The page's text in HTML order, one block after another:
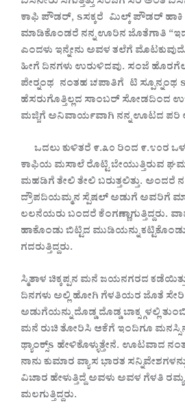
ಕಾಫಿ ಪೌಡರ್, sಸಕ್ಕರೆ ಮಿಲ್ಕ್ಪೌಡರ್ಹಾಕಿ
ಮಾಡಿಕೊಂಡರೆ ನನ್ನಊರಿನಜೊತೆಗಾತಿ
ಎಂದಳು ಇನ್ನೇನು ಅವಳತಲೆಗೆ
ಹೀಗೆ ದಿನಗಳು ಉರುಳಿದವು. ಸಂಜೆ
ಪೇರ‍್ನಂಥ ನಂತಹಚಪಾತಿಗೆ ಟಿ ಸ್ಪೂನ್ನಂಥ
ಹೆಸರುಗೊತ್ತಿಲ್ಲದ ಸಾಂಬರ್ಸೋಡದಿಂದ
ಮಜ್ಜಿಗೆ ಅನಿವಾರ್ಯವಾಗಿ ನನ್ನಊಟದ ಪರಿ
ಒದಲುಕುಳಿತರೆ ೯.೩೦ ರಿಂದ ೯.೪೦ರ
ಕಾಫಿಯ ಮಸಾಲೆರೊಟ್ಟಿಬೇಯುತ್ತಿರುವ
ಮಹಡಿಗೆತೇಲಿತೇಲಿಬರುತ್ತಲಿತ್ತು. ಅಂದರೆ
ದ್ರೌಪದಿಯಮ್ಮನ ಸ್ಪೆಷಲ್ಅಡುಗೆ ಅವರಿಗೆ
ಲಲನೆಯರುಬಂದರೆಕೆಂಗಣ್ಣಾಗುತ್ತಿದ್ದರು.
ಹಾಕೊಂಡುಬಿಟ್ಟಿದ ಮುಡಿಯನ್ನುಕಟ್ಟಿಕೊಂಡು
ಗದರುತ್ತಿದ್ದರು.
ಸ್ಮಿತಾಳಚಿಕ್ಕಪ್ಪನ ಮನೆಜಯನಗರದ
ದಿನಗಳು ಅಲ್ಲಿಹೋಗಿ ಗೆಳತಿಯರಜೊತೆ
ಅಡುಗೆಯನ್ನುದೊಡ್ಡದೊಡ್ಡಬಾಕ್ಸ್ಗಳಲ್ಲಿ
ಮನೆ ರುಚಿತೋರಿಸಿ ಆಕೆಗೆ ಇಂದಿಗೂ
ಥ್ಯಾಂಕ್ಸ್s ಹೇಳಿಕೊಳ್ಳುತ್ತೇನೆ. ಊಟವಾದ
ನಾನುಕುಮಾರ ವ್ಯಾಸಭಾರತ
ವಿಚಾರ ಹೇಳುತ್ತಿದ್ದೆಅವಳು ಅವಳ ಗೆಳತಿ ರಮ್ಯ
ಮಲಗುತ್ತಿದ್ದರು.